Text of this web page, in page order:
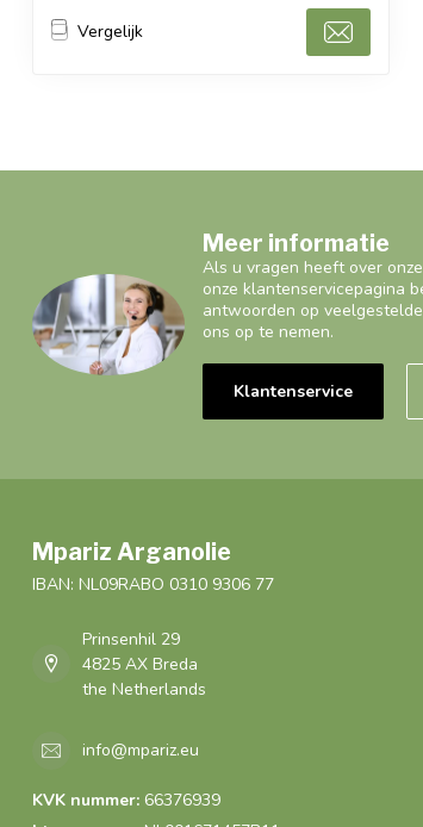
Vergelijk
Meer informatie
Als u vragen heeft over
onze klantenservicepagina
antwoorden op
ons op te nemen.
Klantenservice
Mpariz Arganolie
IBAN: NL09RABO 0310 9306 77
Prinsenhil 29
4825 AX Breda
the Netherlands
info@mpariz.eu
KVK nummer: 66376939